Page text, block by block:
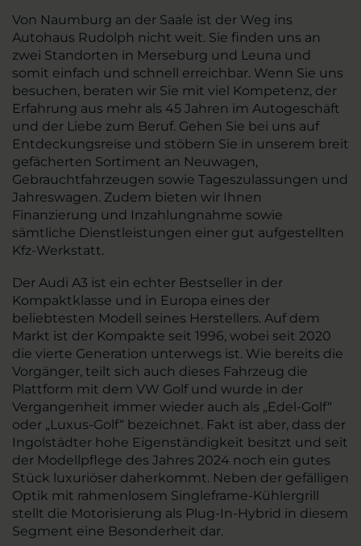
Von Naumburg an der Saale ist der Weg ins
Autohaus Rudolph nicht weit. Sie finden uns an
zwei Standorten in Merseburg und Leuna und
somit einfach und schnell erreichbar. Wenn Sie uns
besuchen, beraten wir Sie mit viel Kompetenz, der
Erfahrung aus mehr als 45 Jahren im Autogeschäft
und der Liebe zum Beruf. Gehen Sie bei uns auf
Entdeckungsreise und stöbern Sie in unserem breit
gefächerten Sortiment an Neuwagen,
Gebrauchtfahrzeugen sowie Tageszulassungen und
Jahreswagen. Zudem bieten wir Ihnen
Finanzierung und Inzahlungnahme sowie
sämtliche Dienstleistungen einer gut aufgestellten
Kfz-Werkstatt.
Der Audi A3 ist ein echter Bestseller in der
Kompaktklasse und in Europa eines der
beliebtesten Modell seines Herstellers. Auf dem
Markt ist der Kompakte seit 1996, wobei seit 2020
die vierte Generation unterwegs ist. Wie bereits die
Vorgänger, teilt sich auch dieses Fahrzeug die
Plattform mit dem VW Golf und wurde in der
Vergangenheit immer wieder auch als „Edel-Golf“
oder „Luxus-Golf“ bezeichnet. Fakt ist aber, dass der
Ingolstädter hohe Eigenständigkeit besitzt und seit
der Modellpflege des Jahres 2024 noch ein gutes
Stück luxuriöser daherkommt. Neben der gefälligen
Optik mit rahmenlosem Singleframe-Kühlergrill
stellt die Motorisierung als Plug-In-Hybrid in diesem
Segment eine Besonderheit dar.